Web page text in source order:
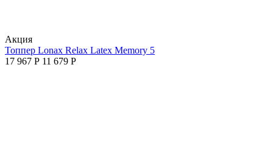
Aкция
Топпер Lonax Relax Latex Memory 5
17 967 Р 11 679 Р